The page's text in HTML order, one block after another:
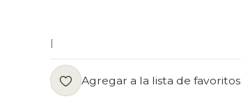
Agregar a la lista de favoritos